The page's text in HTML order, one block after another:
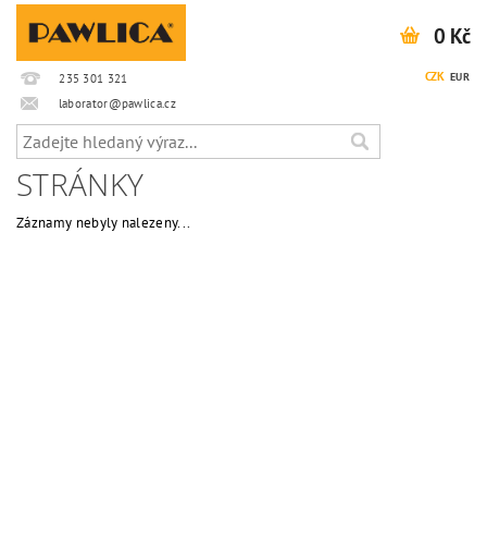
235 301 321
laborator@pawlica.cz
CZK EUR
0 Kč
STRÁNKY
Záznamy nebyly nalezeny...